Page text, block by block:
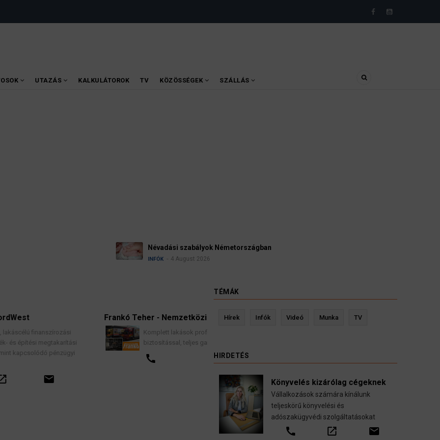
UTAZÁS KALKULÁTOROK TV KÖZÖSSÉGEK SZÁLLÁS
Névadási szabályok Németországban
4 August 2026
Frankó Teher - Nemzetközi Költöztetés
Komplett lakások professzionális költöztetése
biztosítással, teljes garancia vállalással.
Kevin Ressler biztosítási szakértő
TÉMÁK
Hírek Infók Videó Munka TV
HIRDETÉS
Könyvelés kizárólag cégeknek
Vállalkozások számára kínálunk
teljeskörű könyvelési és
adószakügyvédi szolgáltatásokat
call open_in_new email